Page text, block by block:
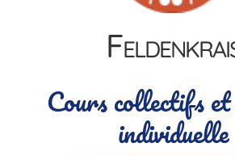
Cours collectifs et
individuelle